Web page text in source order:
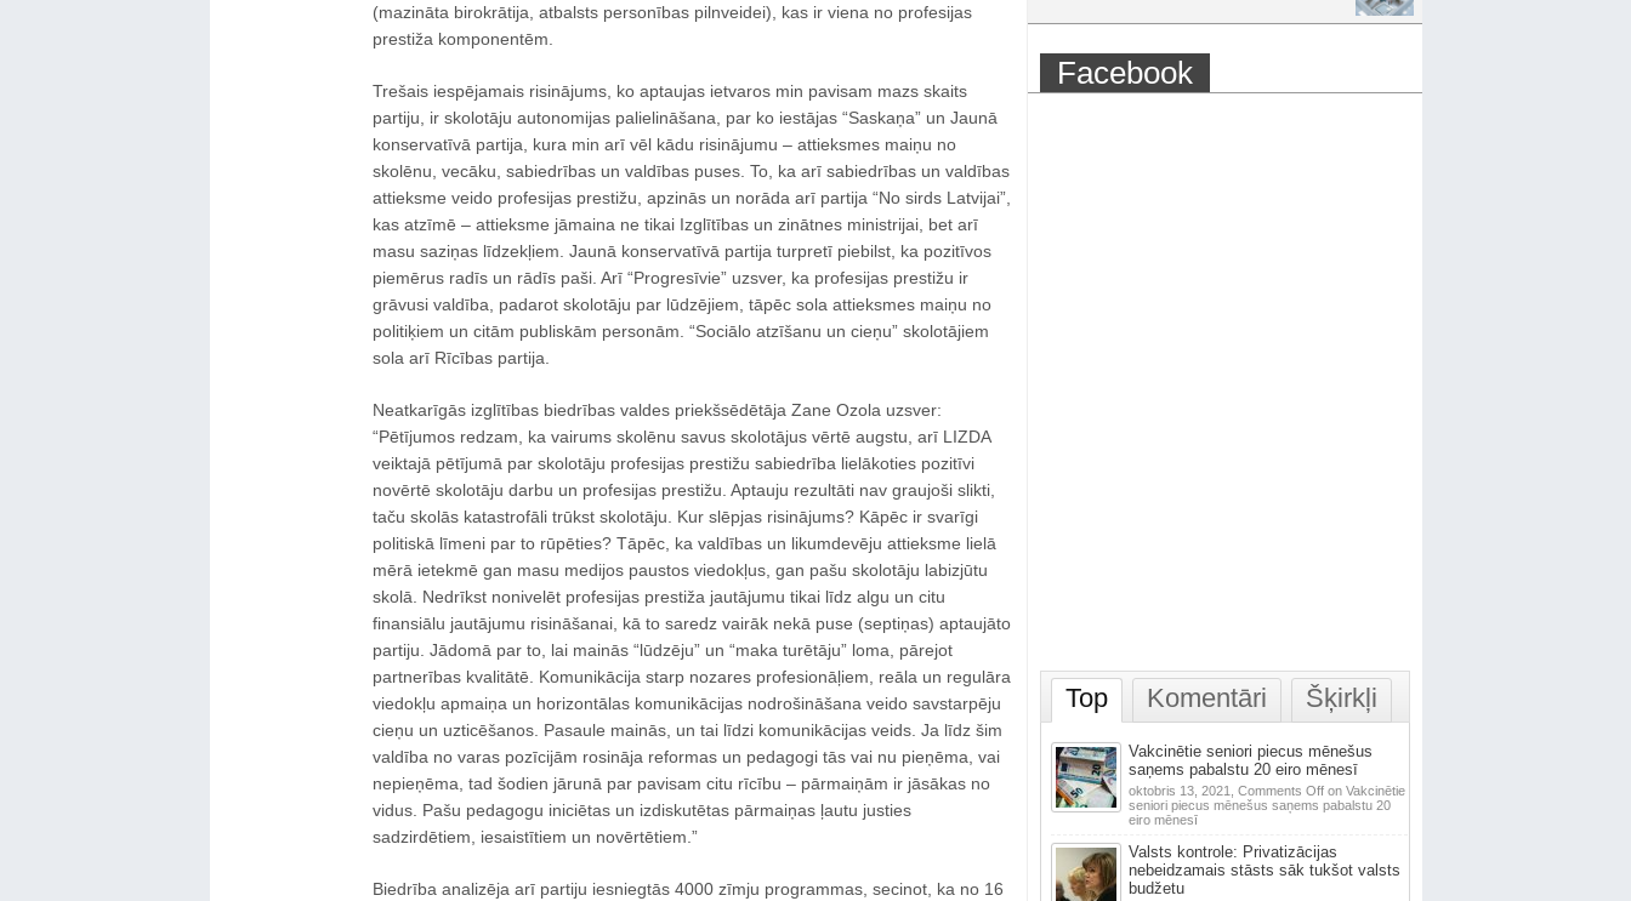
(mazināta birokrātija, atbalsts personības pilnveidei), kas ir viena no profesijas
prestiža komponentēm.
Trešais iespējamais risinājums, ko aptaujas ietvaros min pavisam mazs skaits
partiju, ir skolotāju autonomijas palielināšana, par ko iestājas “Saskaņa” un Jaunā
konservatīvā partija, kura min arī vēl kādu risinājumu – attieksmes maiņu no
skolēnu, vecāku, sabiedrības un valdības puses. To, ka arī sabiedrības un valdības
attieksme veido profesijas prestižu, apzinās un norāda arī partija “No sirds Latvijai”,
kas atzīmē – attieksme jāmaina ne tikai Izglītības un zinātnes ministrijai, bet arī
masu saziņas līdzekļiem. Jaunā konservatīvā partija turpretī piebilst, ka pozitīvos
piemērus radīs un rādīs paši. Arī “Progresīvie” uzsver, ka profesijas prestižu ir
grāvusi valdība, padarot skolotāju par lūdzējiem, tāpēc sola attieksmes maiņu no
politiķiem un citām publiskām personām. “Sociālo atzīšanu un cieņu” skolotājiem
sola arī Rīcības partija.
Neatkarīgās izglītības biedrības valdes priekšsēdētāja Zane Ozola uzsver:
“Pētījumos redzam, ka vairums skolēnu savus skolotājus vērtē augstu, arī LIZDA
veiktajā pētījumā par skolotāju profesijas prestižu sabiedrība lielākoties pozitīvi
novērtē skolotāju darbu un profesijas prestižu. Aptauju rezultāti nav graujoši slikti,
taču skolās katastrofāli trūkst skolotāju. Kur slēpjas risinājums? Kāpēc ir svarīgi
politiskā līmeni par to rūpēties? Tāpēc, ka valdības un likumdevēju attieksme lielā
mērā ietekmē gan masu medijos paustos viedokļus, gan pašu skolotāju labizjūtu
skolā. Nedrīkst nonivelēt profesijas prestiža jautājumu tikai līdz algu un citu
finansiālu jautājumu risināšanai, kā to saredz vairāk nekā puse (septiņas) aptaujāto
partiju. Jādomā par to, lai mainās “lūdzēju” un “maka turētāju” loma, pārejot
partnerības kvalitātē. Komunikācija starp nozares profesionāļiem, reāla un regulāra
viedokļu apmaiņa un horizontālas komunikācijas nodrošināšana veido savstarpēju
cieņu un uzticēšanos. Pasaule mainās, un tai līdzi komunikācijas veids. Ja līdz šim
valdība no varas pozīcijām rosināja reformas un pedagogi tās vai nu pieņēma, vai
nepieņēma, tad šodien jārunā par pavisam citu rīcību – pārmaiņām ir jāsākas no
vidus. Pašu pedagogu iniciētas un izdiskutētas pārmaiņas ļautu justies
sadzirdētiem, iesaistītiem un novērtētiem.”
Biedrība analizēja arī partiju iesniegtās 4000 zīmju programmas, secinot, ka no 16
Facebook
Top Komentāri Šķirkļi
Vakcinētie seniori piecus mēnešus
saņems pabalstu 20 eiro mēnesī
oktobris 13, 2021, Comments Offon Vakcinētie
seniori piecus mēnešus saņems pabalstu 20
eiro mēnesī
Valsts kontrole: Privatizācijas
nebeidzamais stāsts sāk tukšot valsts
budžetu